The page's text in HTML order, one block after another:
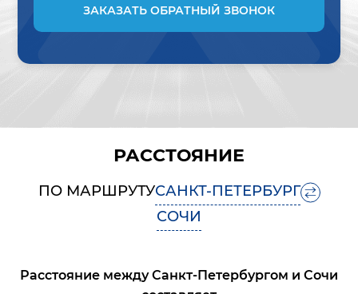
ЗАКАЗАТЬ ОБРАТНЫЙ ЗВОНОК
РАССТОЯНИЕ
ПО МАРШРУТУСАНКТ-ПЕТЕРБУРГ
СОЧИ
Расстояние междуСанкт-Петербургом и Сочи